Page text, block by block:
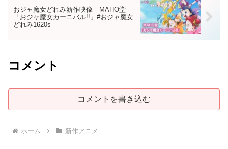
おジャ魔女どれみ新作映像 MAHO堂
「おジャ魔女カーニバル!!」#おジャ魔女
どれみ1620s
コメント
コメントを書き込む
ホーム 新作アニメ